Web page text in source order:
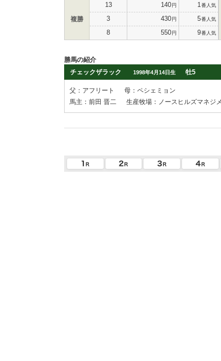
複勝
13 140円 1 番人気
3 430円 5番人気
8 550円 9番人気
勝馬の紹介
チェックザラック
1998年4月14日生 牡5
父：アフリート
母：ペシェミョン
馬主：前田 晋二
生産牧場：ノースヒルズマネジ